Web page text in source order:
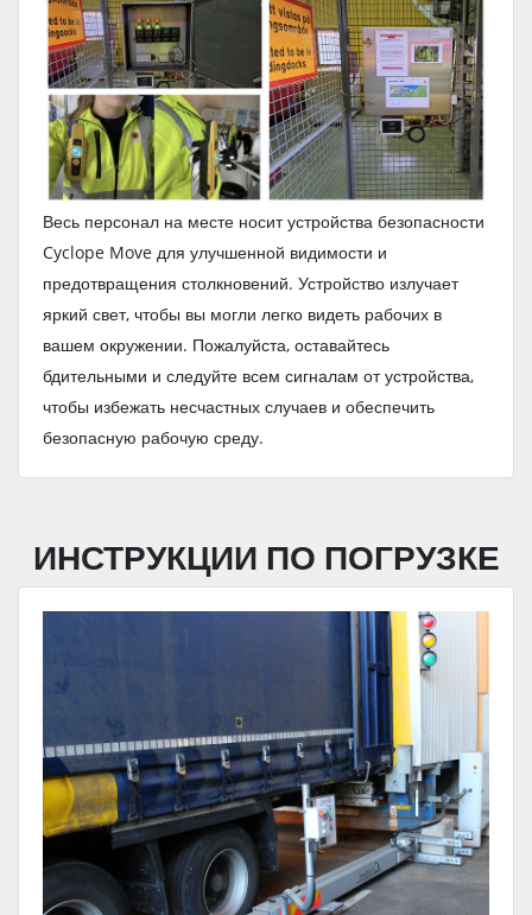
Весь персонал на месте носит устройства безопасности
Cyclope Move для улучшенной видимости и
предотвращения столкновений. Устройство излучает
яркий свет, чтобы вы могли легко видеть рабочих в
вашем окружении. Пожалуйста, оставайтесь
бдительными и следуйте всем сигналам от устройства,
чтобы избежать несчастных случаев и обеспечить
безопасную рабочую среду.
ИНСТРУКЦИИ ПО ПОГРУЗКЕ